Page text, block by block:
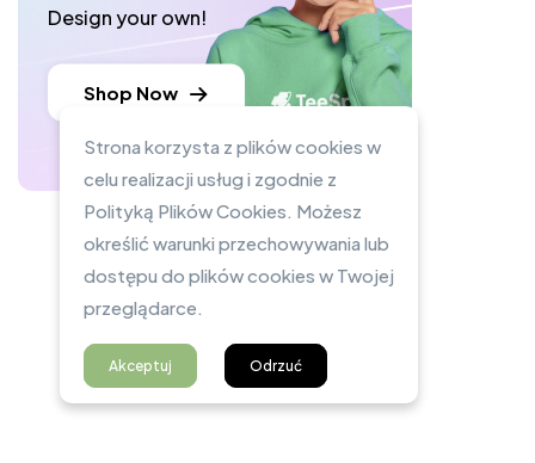
Design your own!
Shop Now
Strona korzysta z plików cookies w
celu realizacji usług i zgodnie z
Polityką Plików Cookies. Możesz
określić warunki przechowywania lub
dostępu do plików cookies w Twojej
przeglądarce.
Akceptuj Odrzuć